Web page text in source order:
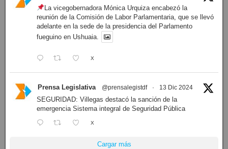
La vicegobernadora Mónica Urquiza encabezó la
reunión de la Comisión de Labor Parlamentaria, que se llevó
adelante en la sede de la presidencia del Parlamento
fueguino en Ushuaia.
X
Prensa Legislativa @prensalegistdf · 13 Dic 2024
SEGURIDAD: Villegas destacó la sanción de la
emergencia Sistema integral de Seguridad Pública
X
Cargar más